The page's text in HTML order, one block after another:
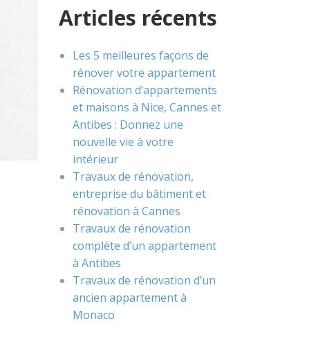
Articles récents
Les 5 meilleures façons de
rénover votre appartement
Rénovation d’appartements
et maisons à Nice, Cannes et
Antibes : Donnez une
nouvelle vie à votre
intérieur
Travaux de rénovation,
entreprise du bâtiment et
rénovation à Cannes
Travaux de rénovation
complète d’un appartement
à Antibes
Travaux de rénovation d’un
ancien appartement à
Monaco